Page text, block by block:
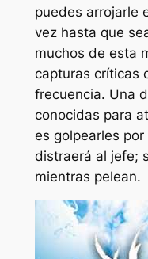
puedes arrojarle
vez hasta que
muchos de esta
capturas críticas
frecuencia. Una
conocidas para
es golpearles
distraerá al jefe;
mientras pelean.